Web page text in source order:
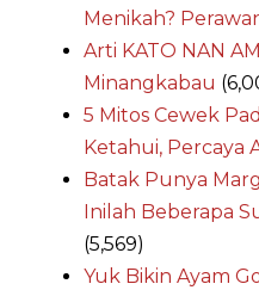
Menikah?
Arti KATO NAN
Minangkabau
5 Mitos Cewek
Ketahui, Percaya
Batak Punya
Inilah Beberapa
(5,569)
Yuk Bikin Ayam